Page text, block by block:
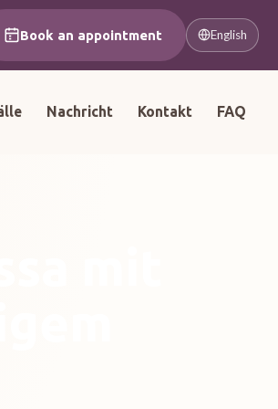
Book an appointment English
Nachricht Kontakt FAQ